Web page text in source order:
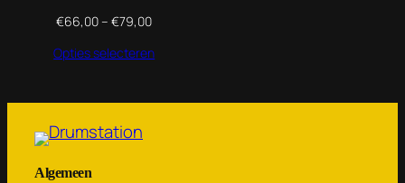
€66,00– €79,00Prijsklasse:
tot
Opties selecteren
Algemeen